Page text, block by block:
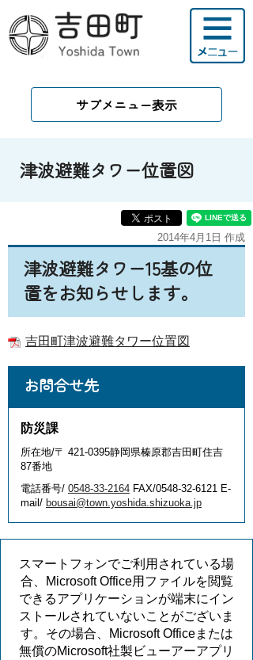
サブメニュー表示
津波避難タワー位置図
2014年4月1日 作成
津波避難タワー15基の位
置をお知らせします。
吉田町津波避難タワー位置図
お問合せ先
防災課
所在地/〒 421-0395静岡県榛原郡吉田町住吉
87番地
電話番号/ 0548-33-2164 FAX/0548-32-6121 E-
mail/ bousai@town.yoshida.shizuoka.jp
スマートフォンでご利用されている場
合、Microsoft Office用ファイルを閲覧
できるアプリケーションが端末にイン
ストールされていないことがございま
す。その場合、Microsoft Officeまたは
無償のMicrosoft社製ビューアーアプリ